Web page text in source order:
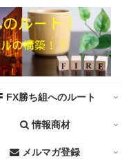
FX勝ち組へのルート
情報商材
メルマガ登録